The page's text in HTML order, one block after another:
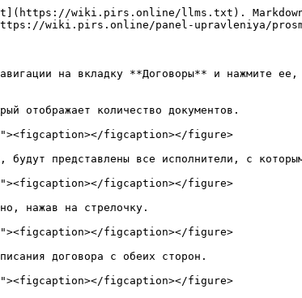
wiki.pirs.online/llms.txt). Markdown
wiki.pirs.online/panel-upravleniya/
на вкладку **Договоры** и нажмите
отображает количество документов.
figcaption></figure>
представлены все исполнители, с
figcaption></figure>
нажав на стрелочку.
figcaption></figure>
договора с обеих сторон.
figcaption></figure>